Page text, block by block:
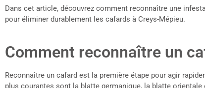
Dans cet article, découvrez comment reconnaître une
pour éliminer durablement les cafards à Creys-Mépieu.
Comment reconnaître un
Reconnaître un cafard est la première étape pour agir
plus courantes sont la blatte germanique, la blatte